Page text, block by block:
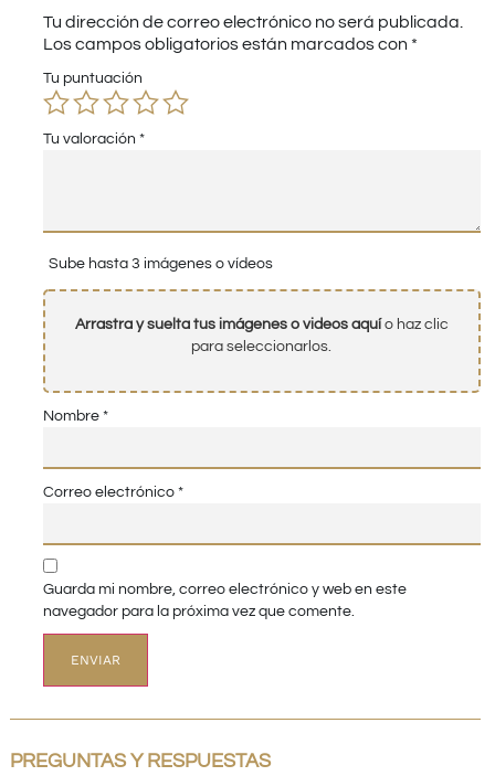
Tu dirección de correo electrónico no será publicada.
Los campos obligatorios están marcados con *
Tu puntuación
Tu valoración *
Sube hasta 3 imágenes o vídeos
Arrastra y suelta tus imágenes o videos aquío haz clic
para seleccionarlos.
Nombre *
Correo electrónico *
Guarda mi nombre, correo electrónico y web en este
navegador para la próxima vez que comente.
PREGUNTAS Y RESPUESTAS